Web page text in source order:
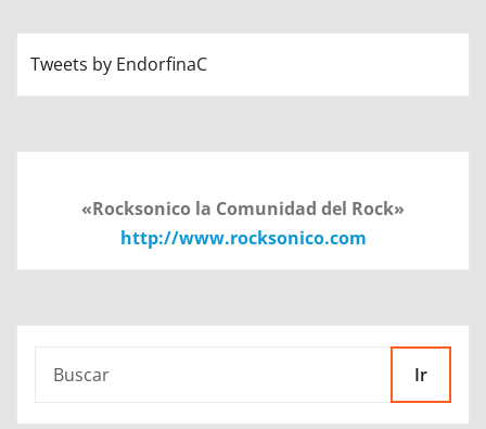
Tweets by EndorfinaC
«Rocksonico la Comunidad del Rock»
http://www.rocksonico.com
Ir